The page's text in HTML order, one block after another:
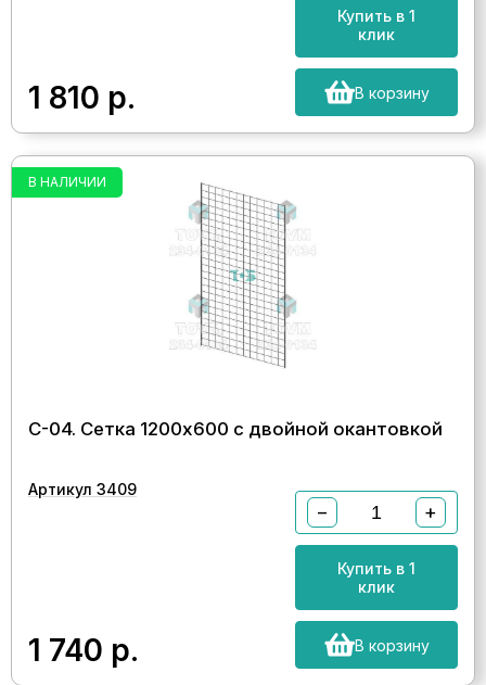
1 810 р.
Купить в 1
клик
В корзину
В НАЛИЧИИ
С-04. Сетка 1200х600 с двойной окантовкой
Артикул 3409
1 740 р.
− +
Купить в 1
клик
В корзину